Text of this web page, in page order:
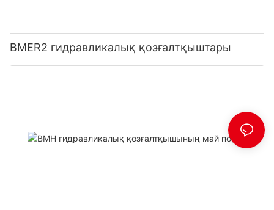
BMER2 гидравликалық қозғалтқыштары